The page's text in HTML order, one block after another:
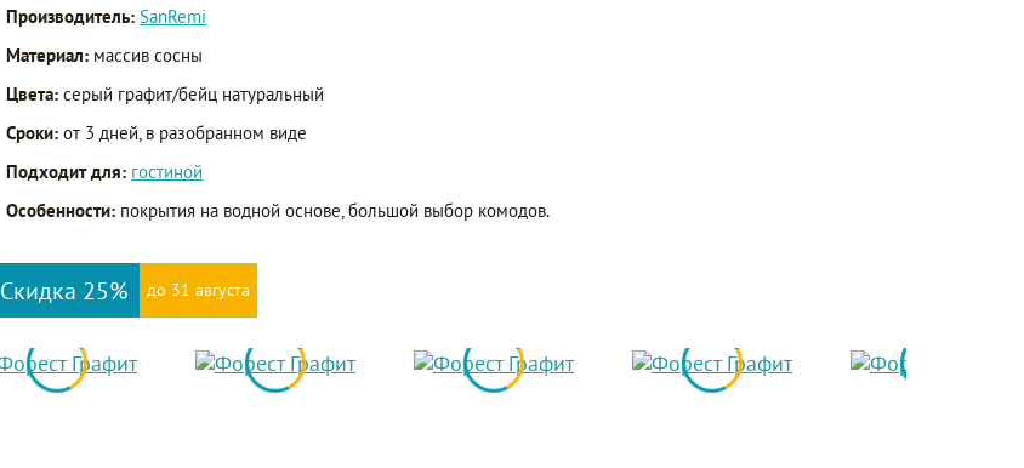
Производитель: SanRemi
Материал: массив сосны
Цвета: серый графит/бейц натуральный
Сроки: от 3 дней, в разобранном виде
Подходит для: гостиной
Особенности: покрытия на водной основе, большой выбор комодов.
Скидка 25% до 31 августа